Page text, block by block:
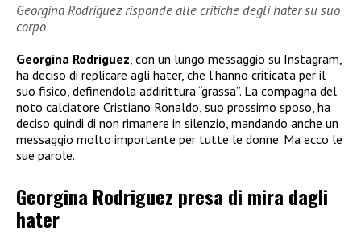
Georgina Rodriguez risponde alle critiche degli hater su suo
corpo
Georgina Rodriguez, con un lungo messaggio su Instagram,
ha deciso di replicare agli hater, che l’hanno criticata per il
suo fisico, definendola addirittura “grassa”. La compagna del
noto calciatore Cristiano Ronaldo, suo prossimo sposo, ha
deciso quindi di non rimanere in silenzio, mandando anche un
messaggio molto importante per tutte le donne. Ma ecco le
sue parole.
Georgina Rodriguez presa di mira dagli
hater